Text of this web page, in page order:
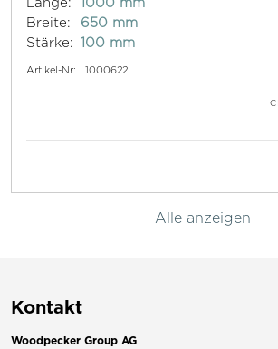
Breite:
650 mm
Stärke: 100 mm
Artikel-Nr: 1000622
Alle anzeigen
Kontakt
Woodpecker Group AG